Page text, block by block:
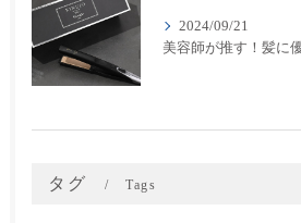
2024/09/21
タグ Tags